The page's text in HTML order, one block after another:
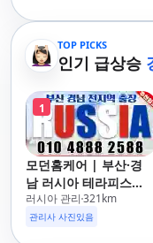
TOP PICKS
인기 급상승
1
모던홈케어 | 부산·경
남 러시아 테라피스트
방문 마사지
러시아 관리 321km
관리사 사진있음